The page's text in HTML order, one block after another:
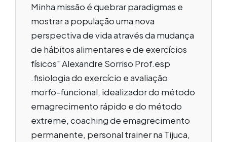
Minha missão é quebrar paradigmas e
mostrar a população uma nova
perspectiva de vida através da mudança
de hábitos alimentares e de exercícios
físicos" Alexandre Sorriso Prof.esp
.fisiologia do exercício e avaliação
morfo-funcional, idealizador do método
emagrecimento rápido e do método
extreme, coaching de emagrecimento
permanente, personal trainer na Tijuca,